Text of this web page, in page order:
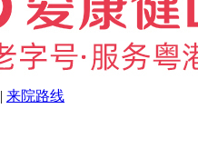
| 来院路线